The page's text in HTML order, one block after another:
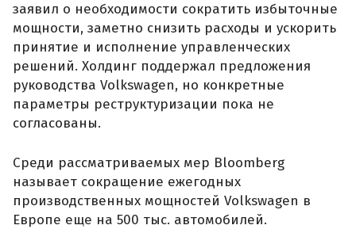
заявил о необходимости сократить избыточные
мощности, заметно снизить расходы и ускорить
принятие и исполнение управленческих
решений. Холдинг поддержал предложения
руководства Volkswagen, но конкретные
параметры реструктуризации пока не
согласованы.
Среди рассматриваемых мер Bloomberg
называет сокращение ежегодных
производственных мощностей Volkswagen в
Европе еще на 500 тыс. автомобилей.